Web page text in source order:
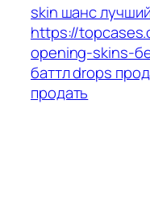
skin шанс лучший
https://
opening-skins-
баттл drops
продать